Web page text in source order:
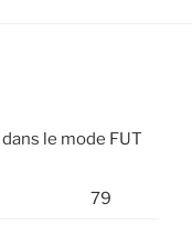
le mode FUT
79